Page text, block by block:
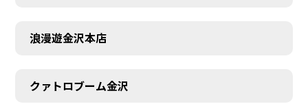
浪漫遊金沢本店
クァトロブーム金沢